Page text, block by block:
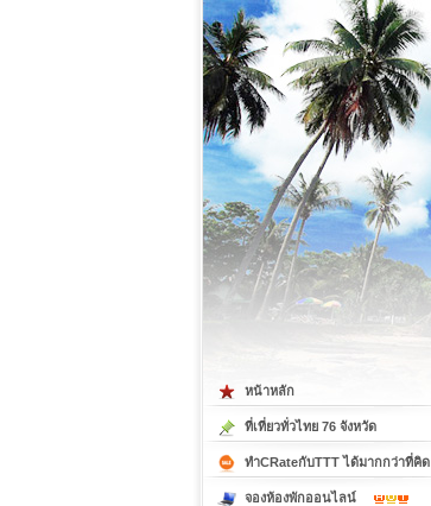
ที่เที่ยวภาคใต้
หน้าหลัก
ที่เที่ยวทั่วไทย 76 จังหวัด
ทำCRateกับTTT ได้มากกว่าที่คิด
จองห้องพักออนไลน์